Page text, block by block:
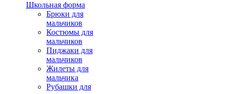
Школьная форма
Брюки для
мальчиков
Костюмы для
мальчиков
Пиджаки для
мальчиков
Жилеты для
мальчика
Рубашки для